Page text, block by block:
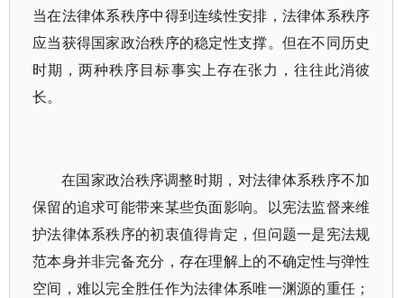
当在法律体系秩序中得到连续性安排，法律体系秩序
应当获得国家政治秩序的稳定性支撑。但在不同历史
时期，两种秩序目标事实上存在张力，往往此消彼
长。
在国家政治秩序调整时期，对法律体系秩序不加
保留的追求可能带来某些负面影响。以宪法监督来维
护法律体系秩序的初衷值得肯定，但问题一是宪法规
范本身并非完备充分，存在理解上的不确定性与弹性
空间，难以完全胜任作为法律体系唯一渊源的重任；